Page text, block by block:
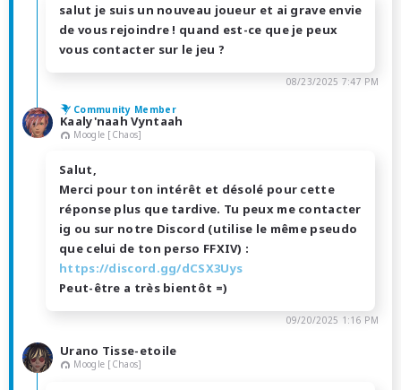
salut je suis un nouveau joueur et ai grave envie
de vous rejoindre ! quand est-ce que je peux
vous contacter sur le jeu ?
08/23/2025 7:47 PM
Community Member
Kaaly'naah Vyntaah
Moogle [Chaos]
Salut,
Merci pour ton intérêt et désolé pour cette
réponse plus que tardive. Tu peux me contacter
ig ou sur notre Discord (utilise le même pseudo
que celui de ton perso FFXIV) :
https://discord.gg/dCSX3Uys
Peut-être a très bientôt =)
09/20/2025 1:16 PM
Urano Tisse-etoile
Moogle [Chaos]